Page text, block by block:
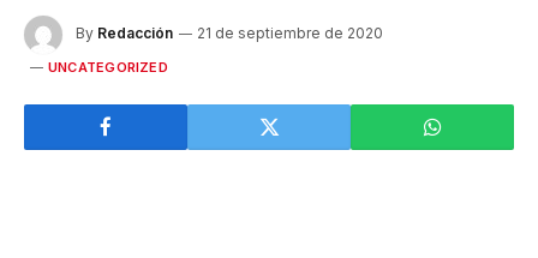
By Redacción 21 de septiembre de 2020
UNCATEGORIZED